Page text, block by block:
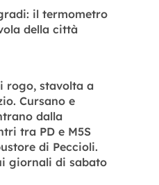
il termometro
della città
rogo, stavolta a
Cursano e
dalla
tra PD e M5S
di Peccioli.
giornali di sabato